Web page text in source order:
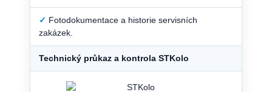
✓ Fotodokumentace a historie servisních
zakázek.
Technický průkaz a kontrola STKolo